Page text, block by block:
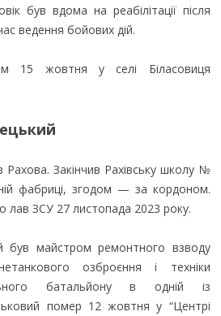
був вдома на реабілітації після
ведення бойових дій.
15 жовтня у селі Біласовиця
Рахова. Закінчив Рахівську школу №
фабриці, згодом — за кордоном.
лав ЗСУ 27 листопада 2023 року.
був майстром ремонтного взводу
озброєння і техніки
батальйону в одній із
помер 12 жовтня у “Центрі